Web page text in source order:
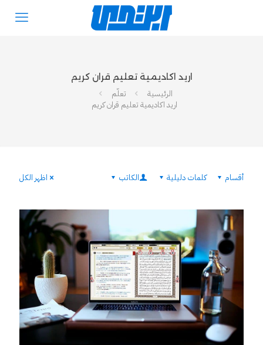
اريد اكاديمية تعليم قران كريم
الرئيسية
تعلّم
اريد اكاديمية تعليم قران كريم
أقسام كلمات دليلية الكاتب اظهر الكل